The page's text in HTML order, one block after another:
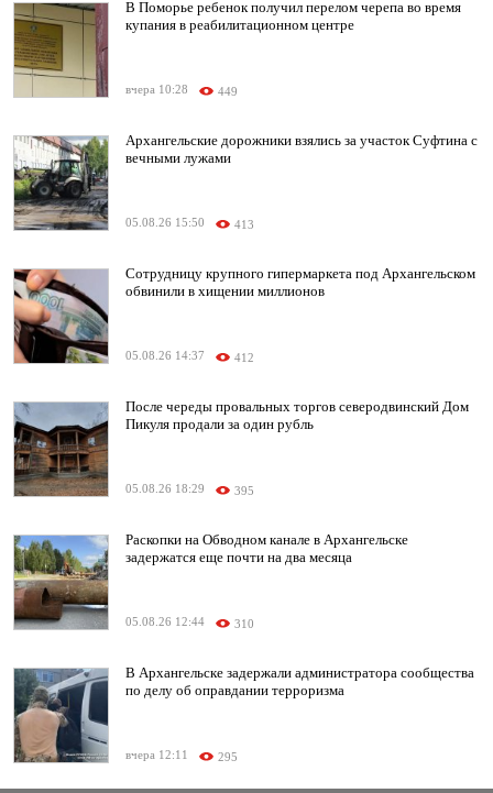
В Поморье ребенок получил перелом черепа во время
купания в реабилитационном центре
вчера 10:28 449
Архангельские дорожники взялись за участок Суфтина с
вечными лужами
05.08.26 15:50 413
Сотрудницу крупного гипермаркета под Архангельском
обвинили в хищении миллионов
05.08.26 14:37 412
После череды провальных торгов северодвинский Дом
Пикуля продали за один рубль
05.08.26 18:29 395
Раскопки на Обводном канале в Архангельске
задержатся еще почти на два месяца
05.08.26 12:44 310
В Архангельске задержали администратора сообщества
по делу об оправдании терроризма
вчера 12:11 295